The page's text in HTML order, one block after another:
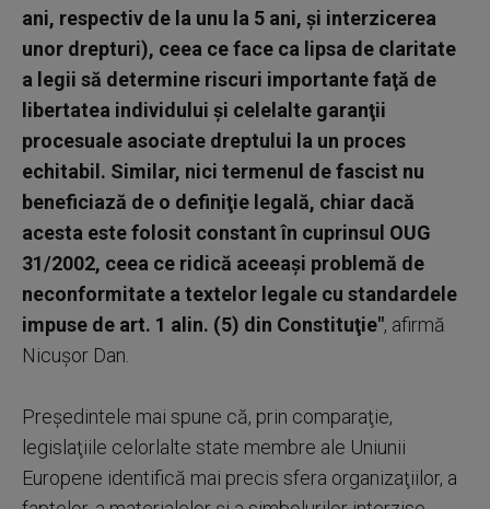
ani, respectiv de la unu la 5 ani, şi interzicerea
unor drepturi), ceea ce face ca lipsa de claritate
a legii să determine riscuri importante faţă de
libertatea individului şi celelalte garanţii
procesuale asociate dreptului la un proces
echitabil. Similar, nici termenul de fascist nu
beneficiază de o definiţie legală, chiar dacă
acesta este folosit constant în cuprinsul OUG
31/2002, ceea ce ridică aceeaşi problemă de
neconformitate a textelor legale cu standardele
impuse de art. 1 alin. (5) din Constituţie", afirmă
Nicuşor Dan.
Preşedintele mai spune că, prin comparaţie,
legislaţiile celorlalte state membre ale Uniunii
Europene identifică mai precis sfera organizaţiilor, a